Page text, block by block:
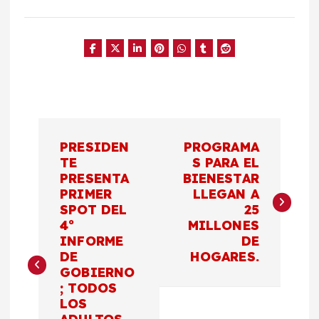
g
PRESIDEN
TE
PRESENTA
PRIMER
SPOT DEL
4º
INFORME
DE
GOBIERNO
; TODOS
LOS
PROGRAMA
S PARA EL
BIENESTAR
LLEGAN A
25
MILLONES
DE
HOGARES.